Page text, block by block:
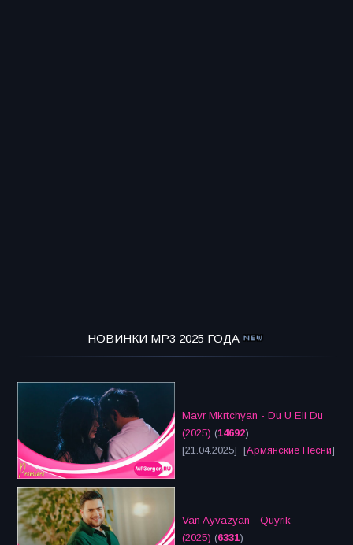
НОВИНКИ MP3 2025 ГОДА
Mavr Mkrtchyan - Du U Eli Du
(2025) (14692)
[21.04.2025] [Армянские Песни]
Van Ayvazyan - Quyrik
(2025) (6331)